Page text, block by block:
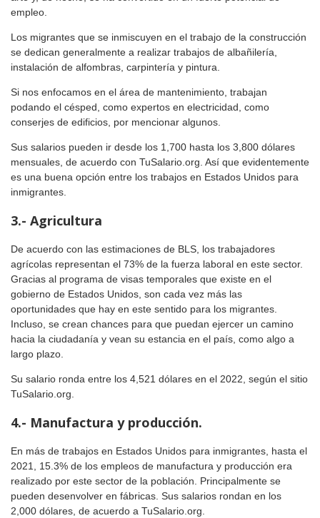
empleo.
Los migrantes que se inmiscuyen en el trabajo de la construcción
se dedican generalmente a realizar trabajos de albañilería,
instalación de alfombras, carpintería y pintura.
Si nos enfocamos en el área de mantenimiento, trabajan
podando el césped, como expertos en electricidad, como
conserjes de edificios, por mencionar algunos.
Sus salarios pueden ir desde los 1,700 hasta los 3,800 dólares
mensuales, de acuerdo con TuSalario.org. Así que evidentemente
es una buena opción entre los trabajos en Estados Unidos para
inmigrantes.
3.- Agricultura
De acuerdo con las estimaciones de BLS, los trabajadores
agrícolas representan el 73% de la fuerza laboral en este sector.
Gracias al programa de visas temporales que existe en el
gobierno de Estados Unidos, son cada vez más las
oportunidades que hay en este sentido para los migrantes.
Incluso, se crean chances para que puedan ejercer un camino
hacia la ciudadanía y vean su estancia en el país, como algo a
largo plazo.
Su salario ronda entre los 4,521 dólares en el 2022, según el sitio
TuSalario.org.
4.- Manufactura y producción.
En más de trabajos en Estados Unidos para inmigrantes, hasta el
2021, 15.3% de los empleos de manufactura y producción era
realizado por este sector de la población. Principalmente se
pueden desenvolver en fábricas. Sus salarios rondan en los
2,000 dólares, de acuerdo a TuSalario.org.